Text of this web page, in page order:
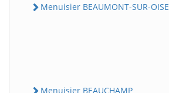
Menuisier BEAUMONT-SUR-OISE
Menuisier BEAUCHAMP